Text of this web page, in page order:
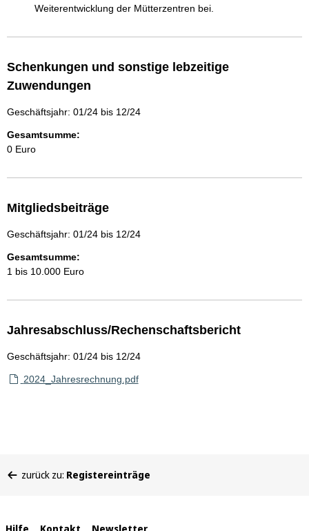
Weiterentwicklung der Mütterzentren bei.
Schenkungen und sonstige lebzeitige
Zuwendungen
Geschäftsjahr: 01/24 bis 12/24
Gesamtsumme:
0 Euro
Mitgliedsbeiträge
Geschäftsjahr: 01/24 bis 12/24
Gesamtsumme:
1 bis 10.000 Euro
Jahresabschluss/Rechenschaftsbericht
Geschäftsjahr: 01/24 bis 12/24
2024_Jahresrechnung.pdf
befinden
zurück zu: Registereinträge